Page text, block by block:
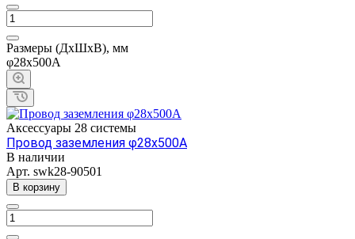
Размеры (ДхШхВ), мм
φ28x500A
Аксессуары 28 системы
Провод заземления φ28x500A
В наличии
Арт. swk28-90501
В корзину